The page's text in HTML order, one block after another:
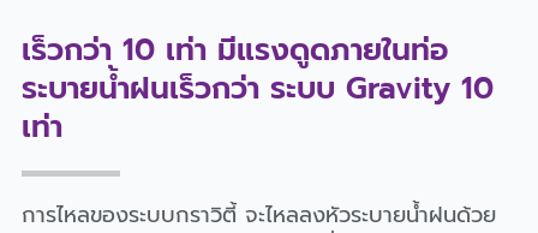
เร็วกว่า 10 เท่า มีแรงดูดภายในท่อ
ระบายน้ำฝนเร็วกว่า ระบบ Gravity 10
เท่า
การไหลของระบบกราวิตี้ จะไหลลงหัวระบายน้ำฝนด้วย